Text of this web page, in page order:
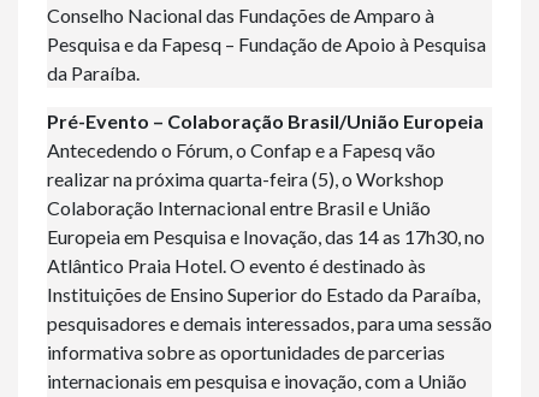
Conselho Nacional das Fundações de Amparo à
Pesquisa e da Fapesq – Fundação de Apoio à Pesquisa
da Paraíba.
Pré-Evento – Colaboração Brasil/União Europeia
Antecedendo o Fórum, o Confap e a Fapesq vão
realizar na próxima quarta-feira (5), o Workshop
Colaboração Internacional entre Brasil e União
Europeia em Pesquisa e Inovação, das 14 as 17h30, no
Atlântico Praia Hotel. O evento é destinado às
Instituições de Ensino Superior do Estado da Paraíba,
pesquisadores e demais interessados, para uma sessão
informativa sobre as oportunidades de parcerias
internacionais em pesquisa e inovação, com a União